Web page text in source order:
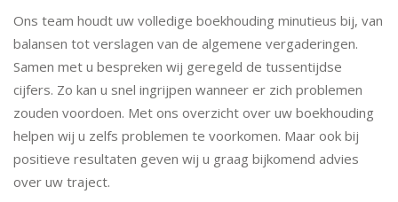
Ons team houdt uw volledige boekhouding minutieus bij, van
balansen tot verslagen van de algemene vergaderingen.
Samen met u bespreken wij geregeld de tussentijdse
cijfers. Zo kan u snel ingrijpen wanneer er zich problemen
zouden voordoen. Met ons overzicht over uw boekhouding
helpen wij u zelfs problemen te voorkomen. Maar ook bij
positieve resultaten geven wij u graag bijkomend advies
over uw traject.